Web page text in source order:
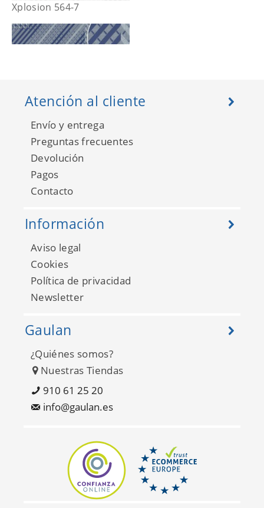
Xplosion 564-7
Xplosion 564-8
Xplosion 565-1
Atención al cliente
Envío y entrega
Preguntas frecuentes
Devolución
Pagos
Contacto
Información
Aviso legal
Cookies
Política de privacidad
Newsletter
Gaulan
¿Quiénes somos?
Nuestras Tiendas
910 61 25 20
info@gaulan.es